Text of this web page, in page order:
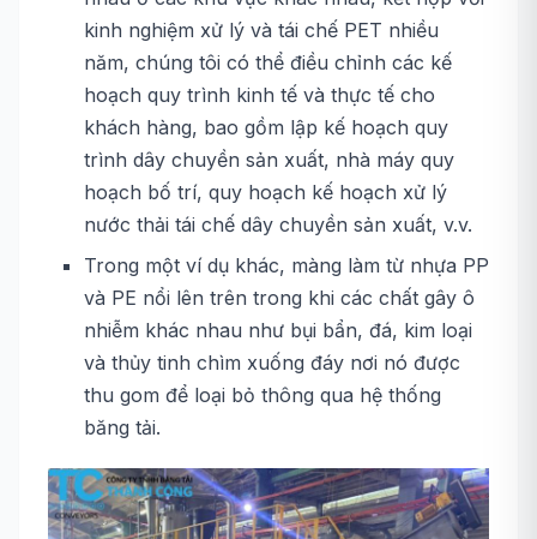
kinh nghiệm xử lý và tái chế PET nhiều
năm, chúng tôi có thể điều chỉnh các kế
hoạch quy trình kinh tế và thực tế cho
khách hàng, bao gồm lập kế hoạch quy
trình dây chuyền sản xuất, nhà máy quy
hoạch bố trí, quy hoạch kế hoạch xử lý
nước thải tái chế dây chuyền sản xuất, v.v.
Trong một ví dụ khác, màng làm từ nhựa PP
và PE nổi lên trên trong khi các chất gây ô
nhiễm khác nhau như bụi bẩn, đá, kim loại
và thủy tinh chìm xuống đáy nơi nó được
thu gom để loại bỏ thông qua hệ thống
băng tải.